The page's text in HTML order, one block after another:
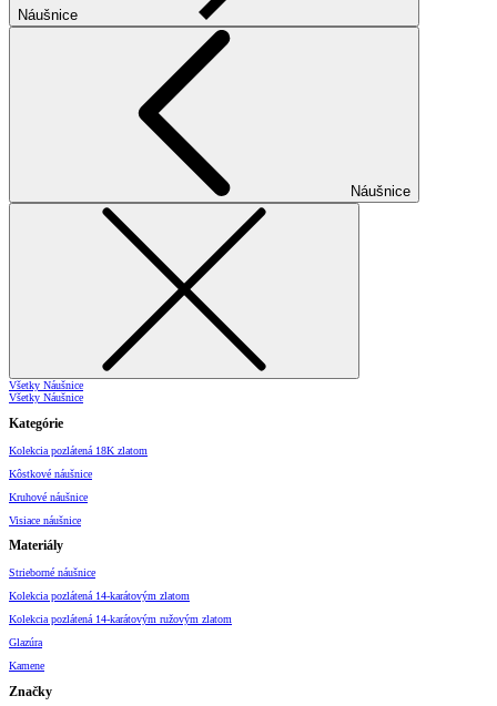
Náušnice
Náušnice
Všetky Náušnice
Všetky Náušnice
Kategórie
Kolekcia pozlátená 18K zlatom
Kôstkové náušnice
Kruhové náušnice
Visiace náušnice
Materiály
Strieborné náušnice
Kolekcia pozlátená 14-karátovým zlatom
Kolekcia pozlátená 14-karátovým ružovým zlatom
Glazúra
Kamene
Značky